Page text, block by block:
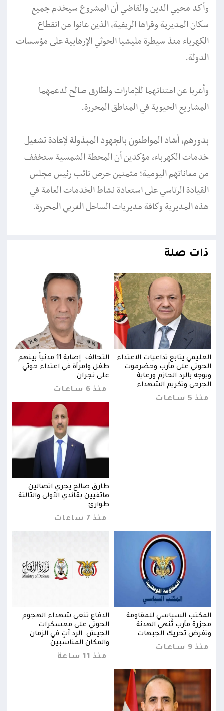
وأكد محيي الدين والقاضي أن المشروع سيخدم جميع
سكان المديرية وقراها الريفية، الذين عانوا من انقطاع
الكهرباء منذ سيطرة مليشيا الحوثي الإرهابية على مؤسسات
الدولة.
وأعربا عن امتنانهما للإمارات ولطارق صالح لدعمهما
المشاريع الحيوية في المناطق المحررة.
بدورهم، أشاد المواطنون بالجهود المبذولة لإعادة تشغيل
خدمات الكهرباء، مؤكدين أن المحطة الشمسية ستخفف
من معاناتهم اليومية؛ مثمنين حرص نائب رئيس مجلس
القيادة الرئاسي على استعادة نشاط الخدمات العامة في
هذه المديرية وكافة مديريات الساحل الغربي المحررة.
ذات صلة
العليمي يتابع تداعيات الاعتداء
الحوثي على مأرب وحضرموت..
ويوجه بالرد الحازم ورعاية
الجرحى وتكريم الشهداء
منذ 5 ساعات
التحالف: إصابة 11 مدنياً بينهم
طفل وامرأة في اعتداء حوثي
على نجران
منذ 6 ساعات
طارق صالح يجري اتصالين
هاتفيين بقائدي الأولى والثالثة
طوارئ
منذ 7 ساعات
المكتب السياسي للمقاومة:
مجزرة مأرب تُنهي الهدنة
وتفرض تحريك الجبهات
منذ 9 ساعات
الدفاع تنعى شهداء الهجوم
الحوثي على معسكرات
الجيش: الرد آتٍ في الزمان
والمكان المناسبين
منذ 11 ساعة